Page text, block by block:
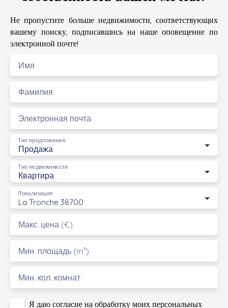
Не пропустите больше недвижимости, соответствующих
вашему поиску, подписавшись на наше оповещение по
электронной почте!
Имя
Фамилия
Электронная почта
Продажа
Тип предложения
Квартира
Тип недвижимости
La Tronche 38700
Локализация
Макс. цена (€)
Мин. площадь (m²)
Мин. кол. комнат
Я даю согласие на обработку моих персональных